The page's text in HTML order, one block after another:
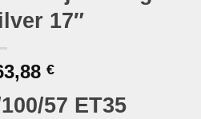
17″
€
57 ET35